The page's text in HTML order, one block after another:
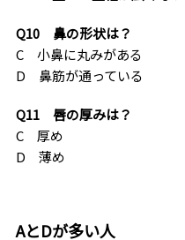
Q10 鼻の形状は？
C 小鼻に丸みがある
D 鼻筋が通っている
Q11 唇の厚みは？
C 厚め
D 薄め
AとDが多い人